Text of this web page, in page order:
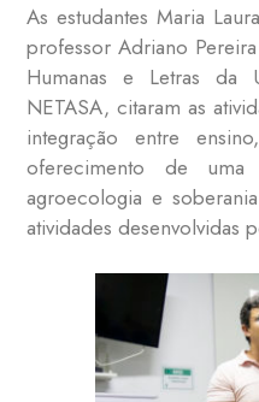
As estudantes Maria
professor Adriano
Humanas e Letras da
NETASA, citaram as
integração entre
oferecimento de uma
agroecologia e
atividades desenvolvidas